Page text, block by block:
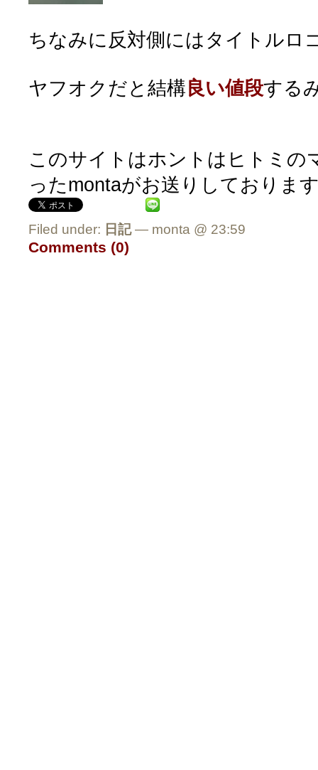
ちなみに反対側にはタイトルロ
ヤフオクだと結構良い値段する
このサイトはホントはヒトミの
ったmontaがお送りしておりま
Filed under: 日記— monta @ 23:59
Comments (0)